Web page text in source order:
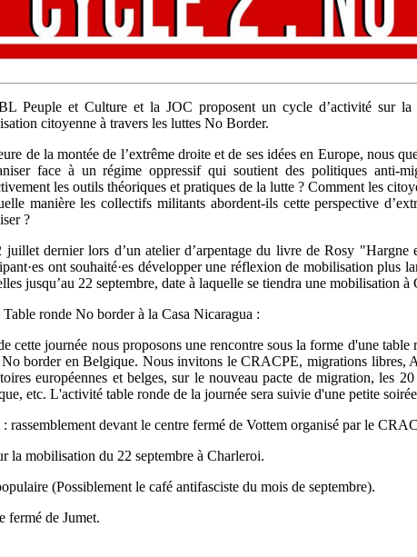
Peuple et Culture et la JOC proposent un cycle d’activité sur
citoyenne à travers les luttes No Border.
de la montée de l’extrême droite et de ses idées en Europe, nous
face à un régime oppressif qui soutient des politiques anti-
les outils théoriques et pratiques de la lutte ? Comment les
manière les collectifs militants abordent-ils cette perspective
?
juillet dernier lors d’un atelier d’arpentage du livre de Rosy
ont souhaité·es développer une réflexion de mobilisation plus
jusqu’au 22 septembre, date à laquelle se tiendra une mobilisation
Table ronde No border à la Casa Nicaragua :
cette journée nous proposons une rencontre sous la forme d'une
border en Belgique. Nous invitons le CRACPE, migrations libres,
européennes et belges, sur le nouveau pacte de migration, les
etc. L'activité table ronde de la journée sera suivie d'une petite
: rassemblement devant le centre fermé de Vottem organisé par le
la mobilisation du 22 septembre à Charleroi.
(Possiblement le café antifasciste du mois de septembre).
fermé de Jumet.